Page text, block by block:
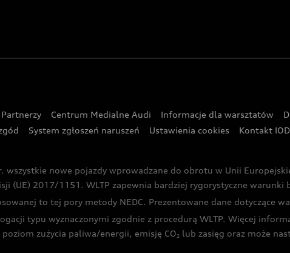
Partnerzy Centrum Medialne Audi Informacje dla warsztatów
System zgłoszeń naruszeń Ustawienia cookies Kontakt IOD
wszystkie nowe pojazdy wprowadzane do obrotu w Unii
(UE) 2017/1151. WLTP zapewnia bardziej rygorystyczne
to tej pory metody NEDC. Prezentowane dane dotyczące
typu wyznaczonymi zgodnie z procedurą WLTP. Więcej
poziom zużycia paliwa/energii, emisję CO2 lub zasięg oraz może